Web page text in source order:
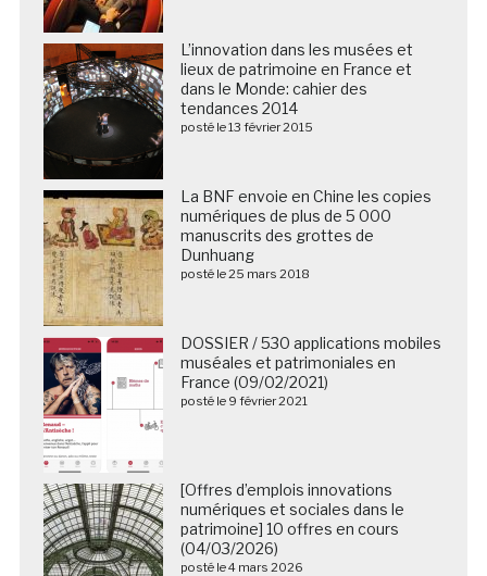
L’innovation dans les musées et
lieux de patrimoine en France et
dans le Monde: cahier des
tendances 2014
posté le 13 février 2015
La BNF envoie en Chine les copies
numériques de plus de 5 000
manuscrits des grottes de
Dunhuang
posté le 25 mars 2018
DOSSIER / 530 applications mobiles
muséales et patrimoniales en
France (09/02/2021)
posté le 9 février 2021
[Offres d’emplois innovations
numériques et sociales dans le
patrimoine] 10 offres en cours
(04/03/2026)
posté le 4 mars 2026